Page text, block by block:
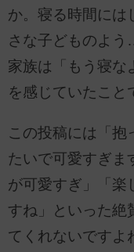
か。寝る時間には
さな子どものよ
家族は「もう寝な
を感じていたこと
この投稿には「抱
たいで可愛すぎま
が可愛すぎ」「楽
すね」といった絶
てくれないですよ